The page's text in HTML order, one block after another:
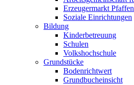
Erzeugermarkt
Soziale Einrichtungen
Bildung
Kinderbetreuung
Schulen
Volkshochschule
Grundstücke
Bodenrichtwert
Grundbucheinsicht